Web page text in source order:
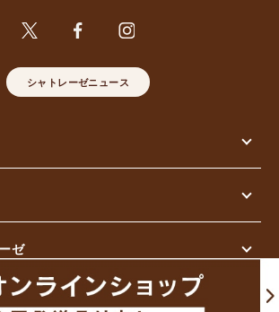
シャトレーゼニュース
ゼ
Co.,Ltd. All Rights Reserved.